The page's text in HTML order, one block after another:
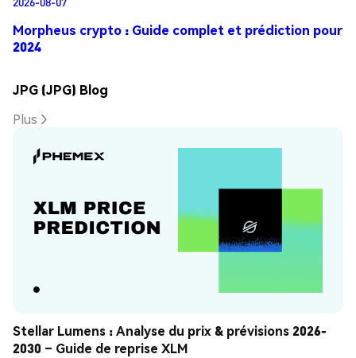
Morpheus crypto : Guide complet et prédiction pour
2024
JPG (JPG) Blog
Plus
Stellar Lumens : Analyse du prix & prévisions 2026-
2030 – Guide de reprise XLM